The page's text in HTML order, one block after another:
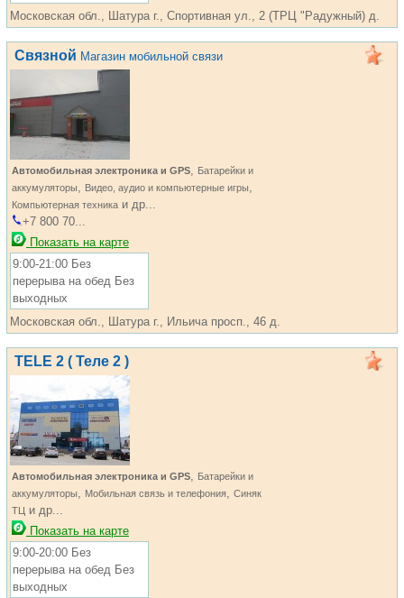
Московская обл., Шатура г., Спортивная ул., 2 (ТРЦ "Радужный) д.
Связной Магазин мобильной связи
Автомобильная электроника и GPS, Батарейки и
аккумуляторы, Видео, аудио и компьютерные игры,
Компьютерная техника и др...
+7 800 70...
Показать на карте
9:00-21:00 Без
перерыва на обед Без
выходных
Московская обл., Шатура г., Ильича просп., 46 д.
TELE 2 ( Теле 2 )
Автомобильная электроника и GPS, Батарейки и
аккумуляторы, Мобильная связь и телефония, Синяк
ТЦ и др...
Показать на карте
9:00-20:00 Без
перерыва на обед Без
выходных